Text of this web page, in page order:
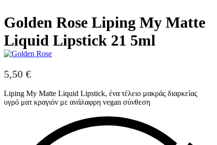
Golden Rose Liping My Matte
Liquid Lipstick 21 5ml
5,50 €
Liping My Matte Liquid Lipstick, ένα τέλειο μακράς διαρκείας
υγρό ματ κραγιόν με ανάλαφρη vegan σύνθεση